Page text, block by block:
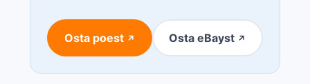
Osta poest ↗ Osta eBayst ↗